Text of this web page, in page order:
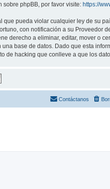
sobre phpBB, por favor visite: https://
pueda violar cualquier ley de su
con notificación a su Proveedor
derecho a eliminar, editar, mover o
base de datos. Dado que esta
de hacking que conlleve a que los
Contáctanos